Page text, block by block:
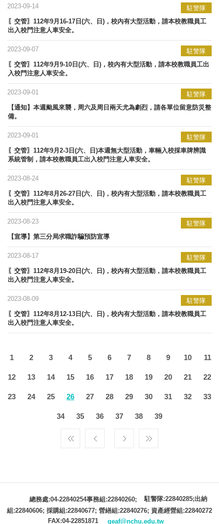
駐警隊
2023-09-14
〖交管〗112年9月16-17日(六、日)，校內有大型活動，請本校教職員工
出入校門注意人車安全。
駐警隊
2023-09-07
〖交管〗112年9月9-10日(六、日)，校內有大型活動，請本校教職員工出
入校門注意人車安全。
駐警隊
2023-09-01
【通知】本週颱風來襲，周六及周日兩天尤為劇烈，請各單位留意防災整
備。
駐警隊
2023-09-01
〖交管〗112年9月2-3日(六、日)本週無大型活動，車輛入校採車牌辨識
系統管制，請本校教職員工出入校門注意人車安全。
駐警隊
2023-08-24
〖交管〗112年8月26-27日(六、日)，校內有大型活動，請本校教職員工
出入校門注意人車安全。
駐警隊
2023-08-23
【宣導】​第三分局求職詐騙預防宣導
駐警隊
2023-08-17
〖交管〗112年8月19-20日(六、日)，校內有大型活動，請本校教職員工
出入校門注意人車安全。
駐警隊
2023-08-09
〖交管〗112年8月12-13日(六、日)，校內有大型活動，請本校教職員工
出入校門注意人車安全。
1 2 3 4 5 6 7 8 9 10 11
12 13 14 15 16 17 18 19 20 21 22
23 24 25 26 27 28 29 30 31 32 33
34 35 36 37 38 39
總務處:04-22840254事務組:22840260;
駐警隊:22840285;出納
組:22840606; 採購組:22840677; 營繕組:22840276; 資產經營組:22840272
FAX:04-22851871
geaf@nchu.edu.tw